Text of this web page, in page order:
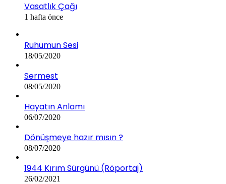
Vasatlık Çağı
1 hafta önce
Ruhumun Sesi
18/05/2020
Sermest
08/05/2020
Hayatın Anlamı
06/07/2020
Dönüşmeye hazır mısın ?
08/07/2020
1944 Kırım Sürgünü (Röportaj)
26/02/2021